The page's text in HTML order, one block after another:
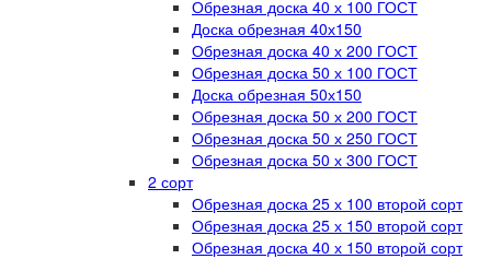
Обрезная доска 40 х 100 ГОСТ
Доска обрезная 40х150
Обрезная доска 40 х 200 ГОСТ
Обрезная доска 50 х 100 ГОСТ
Доска обрезная 50х150
Обрезная доска 50 х 200 ГОСТ
Обрезная доска 50 х 250 ГОСТ
Обрезная доска 50 х 300 ГОСТ
2 сорт
Обрезная доска 25 х 100 второй сорт
Обрезная доска 25 х 150 второй сорт
Обрезная доска 40 х 150 второй сорт